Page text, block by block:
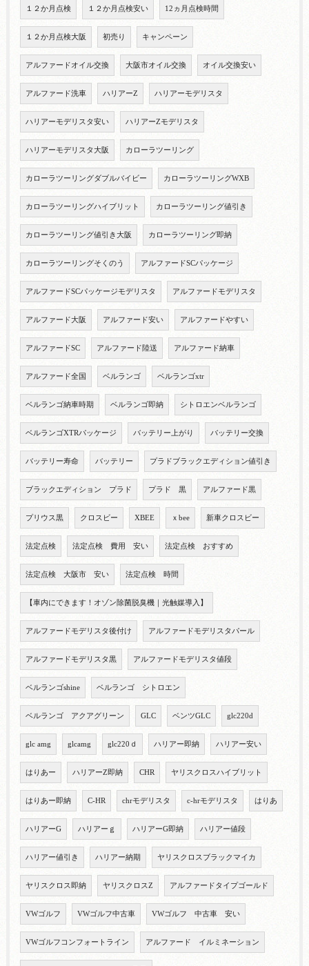
１２か月点検 １２か月点検安い 12ヵ月点検時間
１２か月点検大阪 初売り キャンペーン
アルファードオイル交換 大阪市オイル交換 オイル交換安い
アルファード洗車 ハリアーZ ハリアーモデリスタ
ハリアーモデリスタ安い ハリアーZモデリスタ
ハリアーモデリスタ大阪 カローラツーリング
カローラツーリングダブルバイビー カローラツーリングWXB
カローラツーリングハイブリット カローラツーリング値引き
カローラツーリング値引き大阪 カローラツーリング即納
カローラツーリングそくのう アルファードSCパッケージ
アルファードSCパッケージモデリスタ アルファードモデリスタ
アルファード大阪 アルファード安い アルファードやすい
アルファードSC アルファード陸送 アルファード納車
アルファード全国 ベルランゴ ベルランゴxtr
ベルランゴ納車時期 ベルランゴ即納 シトロエンベルランゴ
ベルランゴXTRパッケージ バッテリー上がり バッテリー交換
バッテリー寿命 バッテリー プラドブラックエディション値引き
ブラックエディション プラド プラド 黒 アルファード黒
プリウス黒 クロスビー XBEE ｘbee 新車クロスビー
法定点検 法定点検 費用 安い 法定点検 おすすめ
法定点検 大阪市 安い 法定点検 時間
【車内にできます！オゾン除菌脱臭機｜光触媒導入】
アルファードモデリスタ後付け アルファードモデリスタパール
アルファードモデリスタ黒 アルファードモデリスタ値段
ベルランゴshine ベルランゴ シトロエン
ベルランゴ アクアグリーン GLC ベンツGLC glc220d
glc amg glcamg glc220ｄ ハリアー即納 ハリアー安い
はりあー ハリアーZ即納 CHR ヤリスクロスハイブリット
はりあー即納 C-HR chrモデリスタ c-hrモデリスタ はりあ
ハリアーG ハリアーｇ ハリアーG即納 ハリアー値段
ハリアー値引き ハリアー納期 ヤリスクロスブラックマイカ
ヤリスクロス即納 ヤリスクロスZ アルファードタイプゴールド
VWゴルフ VWゴルフ中古車 VWゴルフ 中古車 安い
VWゴルフコンフォートライン アルファード イルミネーション